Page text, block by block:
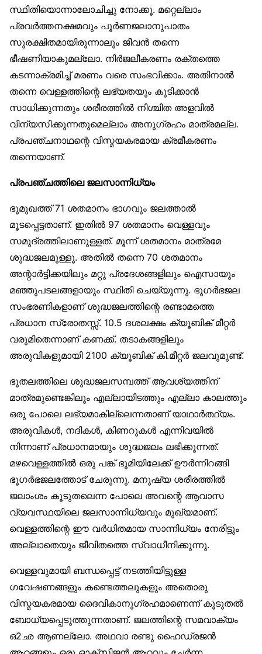
സ്ഥിതിയൊന്നാലോചിച്ചു നോക്കൂ. മറ്റെല്ലാം
പ്രവർത്തനക്ഷമവും പൂർണജലാനുപാതം
സുരക്ഷിതമായിരുന്നാലും ജീവൻ തന്നെ
ഭീഷണിയാകുമല്ലോ. നിർജലീകരണം രക്തത്തെ
കടന്നാക്രമിച്ച് മരണം വരെ സംഭവിക്കാം. അതിനാൽ
തന്നെ വെള്ളത്തിന്റെ ലഭ്യതയും കുടിക്കാൻ
സാധിക്കുന്നതും ശരീരത്തിൽ നിശ്ചിത അളവിൽ
വിന്യസിക്കുന്നതുമെല്ലാം അനുഗ്രഹം മാത്രമല്ല.
പ്രപഞ്ചനാഥന്റെ വിസ്മയകരമായ ക്രമീകരണം
തന്നെയാണ്.
പ്രപഞ്ചത്തിലെ ജലസാന്നിധ്യം
ഭൂമുഖത്ത് 71 ശതമാനം ഭാഗവും ജലത്താൽ
മൂടപ്പെട്ടതാണ്. ഇതിൽ 97 ശതമാനം വെള്ളവും
സമുദ്രത്തിലാണുള്ളത്. മൂന്ന് ശതമാനം മാത്രമേ
ശുദ്ധജലമുള്ളൂ. അതിൽ തന്നെ 70 ശതമാനം
അന്റാർട്ടിക്കയിലും മറ്റു പ്രദേശങ്ങളിലും ഐസായും
മഞ്ഞുപടലങ്ങളായും സ്ഥിതി ചെയ്യുന്നു. ഭൂഗർഭജല
സംഭരണികളാണ് ശുദ്ധജലത്തിന്റെ രണ്ടാമത്തെ
പ്രധാന സ്രോതസ്സ്. 10.5 ദശലക്ഷം ക്യൂബിക് മീറ്റർ
വരുമിതെന്നാണ് കണക്ക്. തടാകങ്ങളിലും
അരുവികളുമായി 2100 ക്യൂബിക് കി.മീറ്റർ ജലവുമുണ്ട്.
ഭൂതലത്തിലെ ശുദ്ധജലസമ്പത്ത് ആവശ്യത്തിന്
മാത്രമുണ്ടെങ്കിലും എല്ലായിടത്തും എല്ലാ കാലത്തും
ഒരു പോലെ ലഭ്യമാകില്ലെന്നതാണ് യാഥാർത്ഥ്യം.
അരുവികൾ, നദികൾ, കിണറുകൾ എന്നിവയിൽ
നിന്നാണ് പ്രധാനമായും ശുദ്ധജലം ലഭിക്കുന്നത്.
മഴവെള്ളത്തിൽ ഒരു പങ്ക് ഭൂമിയിലേക്ക് ഊർന്നിറങ്ങി
ഭൂഗർഭജലത്തോട് ചേരുന്നു. മനുഷ്യ ശരീരത്തിൽ
ജലാംശം കൂടുതലെന്ന പോലെ അവന്റെ ആവാസ
വ്യവസ്ഥയിലെ ജലസാന്നിധ്യവും മുഖ്യമാണ്.
വെള്ളത്തിന്റെ ഈ വർധിതമായ സാന്നിധ്യം നേരിട്ടും
അല്ലാതെയും ജീവിതത്തെ സ്വാധീനിക്കുന്നു.
വെള്ളവുമായി ബന്ധപ്പെട്ട് നടത്തിയിട്ടുള്ള
ഗവേഷണങ്ങളും കണ്ടെത്തലുകളും അതൊരു
വിസ്മയകരമായ ദൈവികാനുഗ്രഹമാണെന്ന് കൂടുതൽ
ബോധ്യപ്പെടുത്തുന്നതാണ്. ജലത്തിന്റെ സമവാക്യം
ഒ2ഛ ആണല്ലോ. അഥവാ രണ്ടു ഹൈഡ്രജൻ